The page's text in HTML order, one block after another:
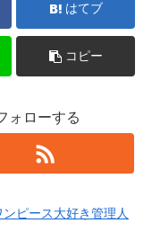
はてブ
コピー
ォローする
ンピース大好き管理人